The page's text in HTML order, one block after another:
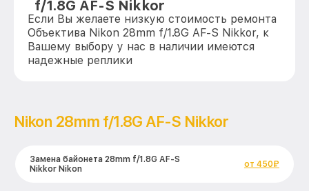
f/1.8G AF-S Nikkor
Если Вы желаете низкую стоимость ремонта
Объектива Nikon 28mm f/1.8G AF-S Nikkor, к
Вашему выбору у нас в наличии имеются
надежные реплики
Nikon 28mm f/1.8G AF-S Nikkor
Замена байонета 28mm f/1.8G AF-S
Nikkor Nikon
от 450₽